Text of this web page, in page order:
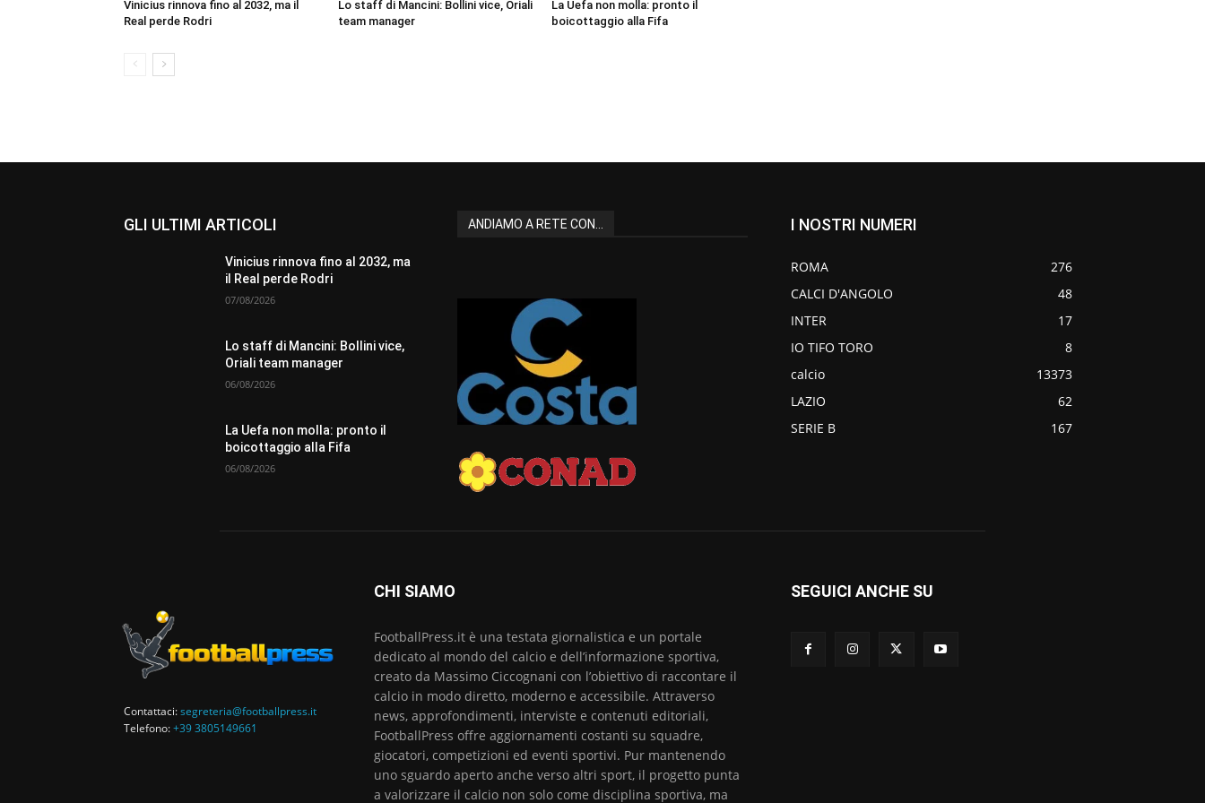
Vinicius rinnova fino al 2032, ma il
Real perde Rodri
Lo staff di Mancini: Bollini vice, Oriali
team manager
La Uefa non molla: pronto il
boicottaggio alla Fifa
GLI ULTIMI ARTICOLI
Vinicius rinnova fino al 2032, ma
il Real perde Rodri
07/08/2026
Lo staff di Mancini: Bollini vice,
Oriali team manager
06/08/2026
La Uefa non molla: pronto il
boicottaggio alla Fifa
06/08/2026
ANDIAMO A RETE CON... I NOSTRI NUMERI
ROMA
276
CALCI D'ANGOLO
48
INTER
17
IO TIFO TORO
8
calcio
13373
LAZIO
62
SERIE B
167
Contattaci:segreteria@footballpress.it
Telefono:+39 3805149661
CHI SIAMO
FootballPress.it è una testata giornalistica e un portale
dedicato al mondo del calcio e dell’informazione sportiva,
creato da Massimo Ciccognani con l’obiettivo di raccontare il
calcio in modo diretto, moderno e accessibile. Attraverso
news, approfondimenti, interviste e contenuti editoriali,
FootballPress offre aggiornamenti costanti su squadre,
giocatori, competizioni ed eventi sportivi. Pur mantenendo
uno sguardo aperto anche verso altri sport, il progetto punta
a valorizzare il calcio non solo come disciplina sportiva, ma
SEGUICI ANCHE SU